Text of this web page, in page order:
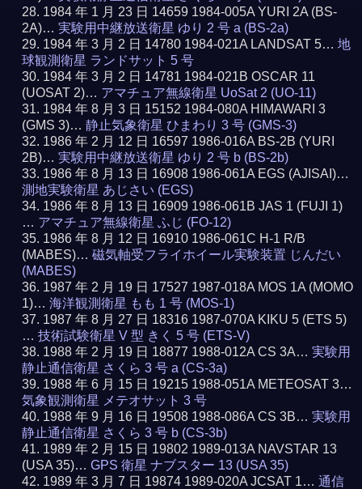
1984 年 1 月 23 日 14659 1984-005A YURI 2A (BS-
2A)…実験用中継放送衛星 ゆり 2 号 a (BS-2a)
1984 年 3 月 2 日 14780 1984-021A LANDSAT 5…地
球観測衛星 ランドサット 5 号
1984 年 3 月 2 日 14781 1984-021B OSCAR 11
(UOSAT 2)… アマチュア無線衛星 UoSat 2 (UO-11)
1984 年 8 月 3 日 15152 1984-080A HIMAWARI 3
(GMS 3)…静止気象衛星 ひまわり 3 号 (GMS-3)
1986 年 2 月 12 日 16597 1986-016A BS-2B (YURI
2B)…実験用中継放送衛星 ゆり 2 号 b (BS-2b)
1986 年 8 月 13 日 16908 1986-061A EGS (AJISAI)…
測地実験衛星 あじさい (EGS)
1986 年 8 月 13 日 16909 1986-061B JAS 1 (FUJI 1)
… アマチュア無線衛星 ふじ (FO-12)
1986 年 8 月 12 日 16910 1986-061C H-1 R/B
(MABES)…磁気軸受フライホイール実験装置 じんだい
(MABES)
1987 年 2 月 19 日 17527 1987-018A MOS 1A (MOMO
1)…海洋観測衛星 もも 1 号 (MOS-1)
1987 年 8 月 27 日 18316 1987-070A KIKU 5 (ETS 5)
…技術試験衛星 V 型 きく 5 号 (ETS-V)
1988 年 2 月 19 日 18877 1988-012A CS 3A…実験用
静止通信衛星 さくら 3 号 a (CS-3a)
1988 年 6 月 15 日 19215 1988-051A METEOSAT 3…
気象観測衛星 メテオサット 3 号
1988 年 9 月 16 日 19508 1988-086A CS 3B…実験用
静止通信衛星 さくら 3 号 b (CS-3b)
1989 年 2 月 15 日 19802 1989-013A NAVSTAR 13
(USA 35)…GPS 衛星 ナブスター 13 (USA 35)
1989 年 3 月 7 日 19874 1989-020A JCSAT 1…通信